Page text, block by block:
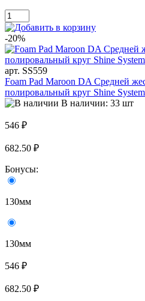
-20%
арт. SS559
Foam Pad Maroon DA Средней
полировальный круг Shine
В наличии: 33 шт
546 ₽
682.50 ₽
Бонусы:
130мм
130мм
546 ₽
682.50 ₽